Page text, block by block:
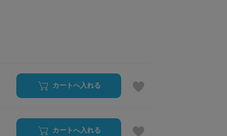
カートへ入れる
カートへ入れる